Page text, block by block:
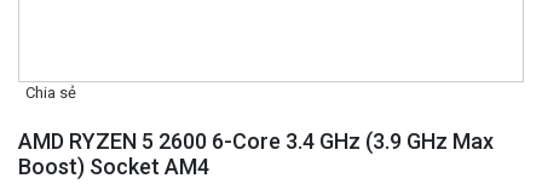
Chia sẻ
AMD RYZEN 5 2600 6-Core 3.4 GHz (3.9 GHz Max
Boost) Socket AM4